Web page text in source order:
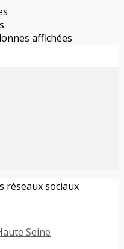
affichées
réseaux sociaux